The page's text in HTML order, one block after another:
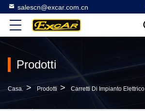
salescn@excar.com.cn
Prodotti
Casa. > Prodotti > Carretti Di Impianto Elettrico